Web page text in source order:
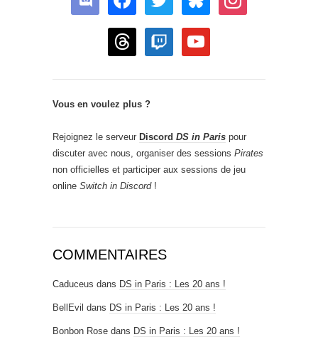
threads twitch youtube
Vous en voulez plus ?
Rejoignez le serveur Discord DS in Paris pour
discuter avec nous, organiser des sessions Pirates
non officielles et participer aux sessions de jeu
online Switch in Discord!
COMMENTAIRES
Caduceus dans DS in Paris : Les 20 ans !
BellEvil dans DS in Paris : Les 20 ans !
Bonbon Rose dans DS in Paris : Les 20 ans !